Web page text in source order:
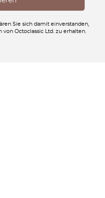
Sie sich damit einverstanden,
Octoclassic Ltd. zu erhalten.